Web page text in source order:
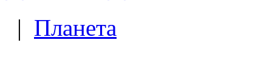
| Планета